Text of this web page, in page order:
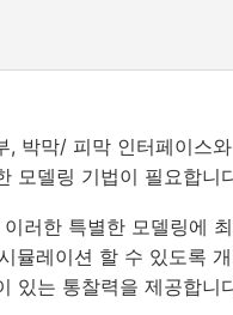
, 박막/ 피막 인터페이스
모델링 기법이 필요합니
러한 특별한 모델링에
뮬레이션 할 수 있도록
있는 통찰력을 제공합니